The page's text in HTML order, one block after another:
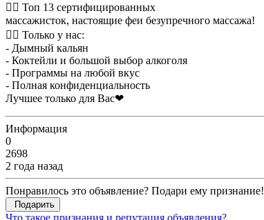
❤️‍🔥 Топ 13 сертифицированных
массажисток, настоящие феи безупречного массажа!
❤️‍🔥 Только у нас:
- Дымный кальян
- Коктейли и большой выбор алкоголя
- Программы на любой вкус
- Полная конфиденциальность
Лучшее только для Вас❤
Информация
0
2698
2 года назад
Понравилось это объявление? Подари ему признание!
Подарить